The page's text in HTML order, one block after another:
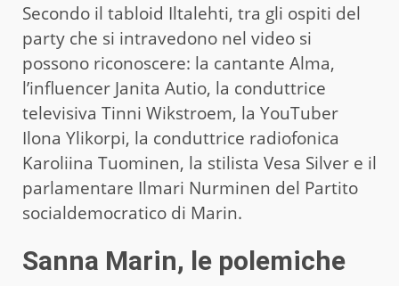
Secondo il tabloid Iltalehti, tra gli ospiti del
party che si intravedono nel video si
possono riconoscere: la cantante Alma,
l’influencer Janita Autio, la conduttrice
televisiva Tinni Wikstroem, la YouTuber
Ilona Ylikorpi, la conduttrice radiofonica
Karoliina Tuominen, la stilista Vesa Silver e il
parlamentare Ilmari Nurminen del Partito
socialdemocratico di Marin.
Sanna Marin, le polemiche